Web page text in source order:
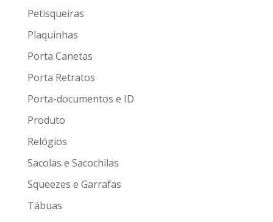
Petisqueiras
Plaquinhas
Porta Canetas
Porta Retratos
Porta-documentos e ID
Produto
Relógios
Sacolas e Sacochilas
Squeezes e Garrafas
Tábuas